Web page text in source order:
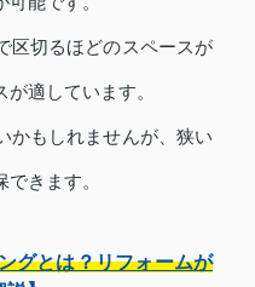
区切るほどのスペースが
適しています。
かもしれませんが、狭い
きます。
グとは？リフォームが